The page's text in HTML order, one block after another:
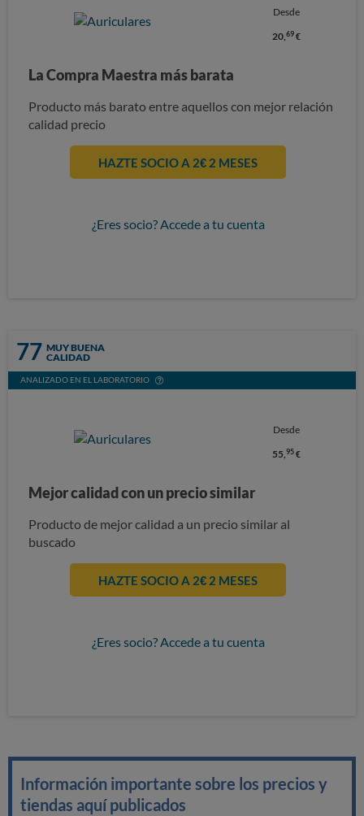
Desde
20,69€
La Compra Maestra más barata
Producto más barato entre aquellos con mejor relación
calidad precio
HAZTE SOCIO A 2€ 2 MESES
¿Eres socio? Accede a tu cuenta
77 MUY BUENA
CALIDAD
ANALIZADO EN EL LABORATORIO
Desde
55,95€
Mejor calidad con un precio similar
Producto de mejor calidad a un precio similar al
buscado
HAZTE SOCIO A 2€ 2 MESES
¿Eres socio? Accede a tu cuenta
Información importante sobre los precios y
tiendas aquí publicados